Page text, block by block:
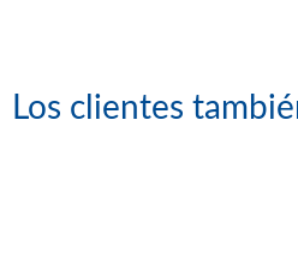
Los clientes